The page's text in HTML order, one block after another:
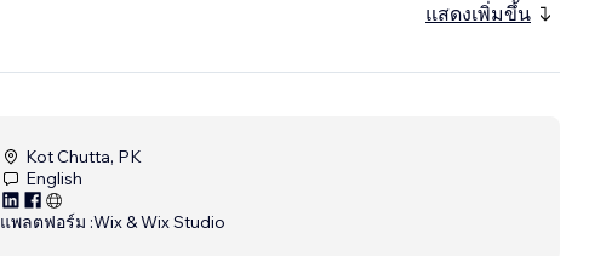
แสดงเพิ่มขึ้น
Kot Chutta, PK
English
แพลตฟอร์ม :Wix & Wix Studio